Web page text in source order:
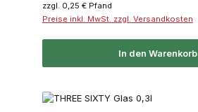
zzgl. 0,25 € Pfand
Preise inkl. MwSt. zzgl. Versandkosten
In den Warenkorb